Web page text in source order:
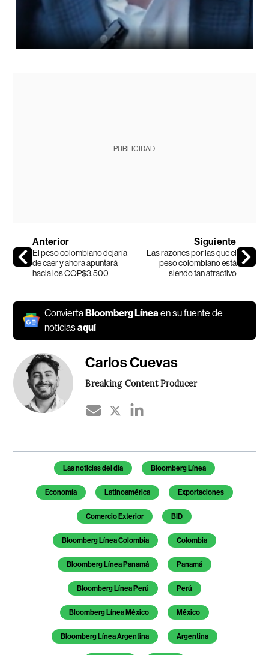
PUBLICIDAD
Anterior
El peso colombiano dejaría
de caer y ahora apuntará
hacia los COP$3.500
Siguiente
Las razones por las que el
peso colombiano está
siendo tan atractivo
ConviertaBloomberg Línea en su fuente de
noticiasaquí
Carlos Cuevas
Breaking Content Producer
Temas de este artículo
Las noticias del día Bloomberg Línea
Economía Latinoamérica Exportaciones
Comercio Exterior BID
Bloomberg Línea Colombia Colombia
Bloomberg Línea Panamá Panamá
Bloomberg Línea Perú Perú
Bloomberg Línea México México
Bloomberg Línea Argentina Argentina